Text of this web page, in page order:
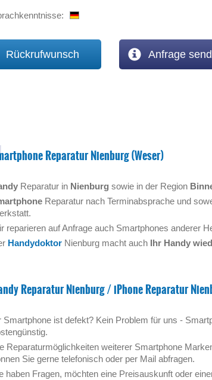
Rückrufwunsch Anfrage
Reparatur Nienburg (Weser)
Reparatur in Nienburg sowie in der Region
Reparatur nach Terminabsprache und
reparieren auf Anfrage auch Smartphones anderer
Handydoktor Nienburg macht auch Ihr Handy
Reparatur Nienburg / iPhone Reparatur
Smartphone ist defekt? Kein Problem für uns -
Reparaturmöglichkeiten weiterer Smartphone
Sie gerne telefonisch oder per Mail abfragen.
haben Fragen, möchten eine Preisauskunft oder